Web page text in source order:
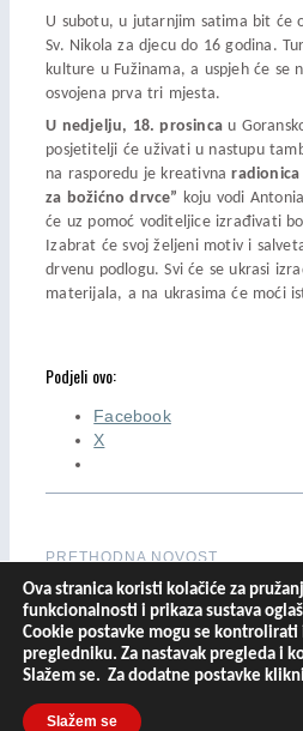
U subotu, u jutarnjim satima bit će
Sv. Nikola za djecu do 16 godina.
kulture u Fužinama, a uspjeh će se
osvojena prva tri mjesta.
U nedjelju, 18. prosinca u
posjetitelji će uživati u nastupu
na rasporedu je kreativnaradionica
za božićno drvce” koju vodi
će uz pomoć voditeljice izrađivati
Izabrat će svoj željeni motiv i
drvenu podlogu. Svi će se ukrasi
materijala, a na ukrasima će moći
Podjeli ovo:
Facebook
X
PRETHODNA NOVOST
SLJEDEĆA NOVOST
Ova stranica koristi kolačiće za
funkcionalnosti i prikaza sustava
Cookie postavke mogu se
pregledniku. Za nastavak pregleda i
Slažem se. Za dodatne postavke
Slažem se